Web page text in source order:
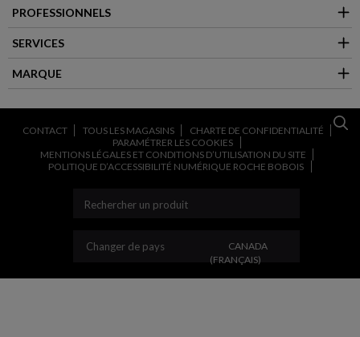
PROFESSIONNELS
SERVICES
MARQUE
CONTACT TOUS LES MAGASINS
CHARTE DE CONFIDENTIALITÉ
PARAMÉTRER LES COOKIES
MENTIONS LÉGALES ET CONDITIONS D’UTILISATION DU SITE
POLITIQUE D’ACCESSIBILITÉ NUMÉRIQUE ROCHE BOBOIS
Changer de pays CHANGER DE PAYS
CANADA
(FRANÇAIS)